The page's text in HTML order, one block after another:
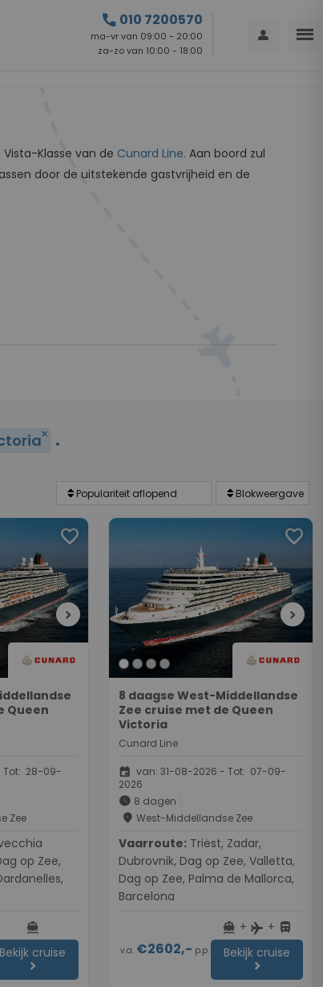
call 010 7200570
ma-vr van 09:00 - 20:00
za-zo van 10:00 - 18:00
person menu
Klasse van de Cunard Line. Aan boord zul
door de uitstekende gastvrijheid en de
close .
favorite
chevron_right
Queen
Tot: 28-09-
Zee
op Zee,
directions_boat
Bekijk cruise
chevron_right
favorite
chevron_right
8 daagse West-Middellandse
Zee cruise met de Queen
Victoria
Cunard Line
event van: 31-08-2026 - Tot: 07-09-
2026
schedule 8 dagen
place West-Middellandse Zee
Vaarroute:
Dubrovnik, Dag op Zee, Valletta,
Dag op Zee, Palma de Mallorca,
Barcelona
v.a. €2602,- p.p.
directions_boat + flight + directions_bus
Bekijk cruise
chevron_right